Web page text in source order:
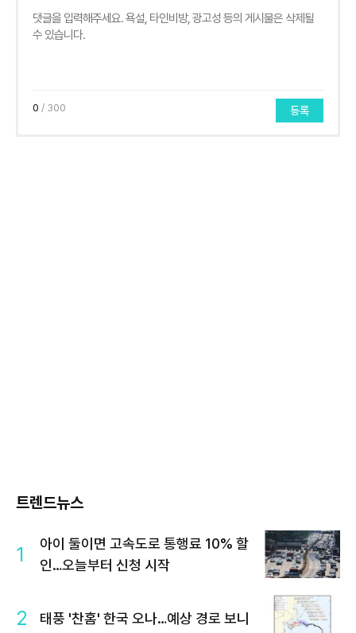
0 / 300 등록
트렌드뉴스
1
아이 둘이면 고속도로 통행료 10% 할
인…오늘부터 신청 시작
2 태풍 '찬홈' 한국 오나…예상 경로 보니